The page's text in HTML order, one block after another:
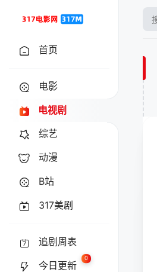
首页
电影
电视剧
综艺
动漫
B站
317美剧
追剧周表
今日更新
0